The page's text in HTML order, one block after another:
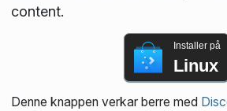
content.
Installer på
Linux
Denne knappen verkar berre med